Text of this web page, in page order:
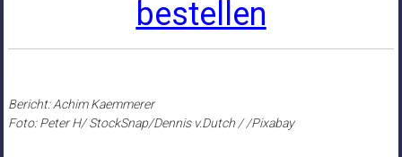
bestellen
Bericht: Achim Kaemmerer
Foto: Peter H/ StockSnap/Dennis v.Dutch / /Pixabay